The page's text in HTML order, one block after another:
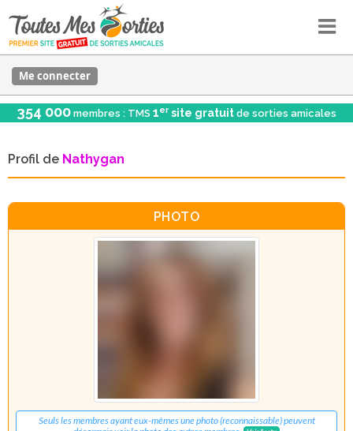
Me connecter
354 000 membres : TMS 1er site gratuit de sorties amicales
Profil de Nathygan
PHOTO
Seuls les membres ayant eux-mêmes une photo (reconnaissable) peuvent